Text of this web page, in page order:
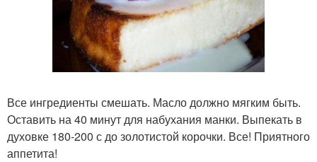
Все ингредиенты смешать. Масло должно мягким быть.
Оставить на 40 минут для набухания манки. Выпекать в
духовке 180-200 с до золотистой корочки. Все! Приятного
аппетита!